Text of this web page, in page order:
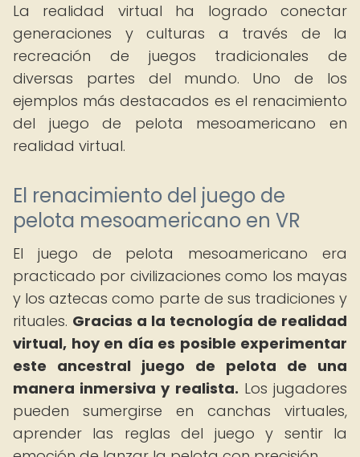
La realidad virtual ha logrado conectar
generaciones y culturas a través de la
recreación de juegos tradicionales de
diversas partes del mundo. Uno de los
ejemplos más destacados es el renacimiento
del juego de pelota mesoamericano en
realidad virtual.
El renacimiento del juego de
pelota mesoamericano en VR
El juego de pelota mesoamericano era
practicado por civilizaciones como los mayas
y los aztecas como parte de sus tradiciones y
rituales. Gracias a la tecnología de realidad
virtual, hoy en día es posible experimentar
este ancestral juego de pelota de una
manera inmersiva y realista. Los jugadores
pueden sumergirse en canchas virtuales,
aprender las reglas del juego y sentir la